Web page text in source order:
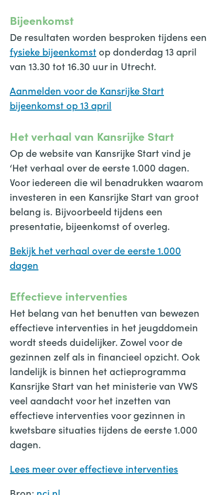
Bijeenkomst
De resultaten worden besproken tijdens een
fysieke bijeenkomst op donderdag 13 april
van 13.30 tot 16.30 uur in Utrecht.
Aanmelden voor de Kansrijke Start
bijeenkomst op 13 april
Het verhaal van Kansrijke Start
Op de website van Kansrijke Start vind je
‘Het verhaal over de eerste 1.000 dagen.
Voor iedereen die wil benadrukken waarom
investeren in een Kansrijke Start van groot
belang is. Bijvoorbeeld tijdens een
presentatie, bijeenkomst of overleg.
Bekijk het verhaal over de eerste 1.000
dagen
Effectieve interventies
Het belang van het benutten van bewezen
effectieve interventies in het jeugddomein
wordt steeds duidelijker. Zowel voor de
gezinnen zelf als in financieel opzicht. Ook
landelijk is binnen het actieprogramma
Kansrijke Start van het ministerie van VWS
veel aandacht voor het inzetten van
effectieve interventies voor gezinnen in
kwetsbare situaties tijdens de eerste 1.000
dagen.
Lees meer over effectieve interventies